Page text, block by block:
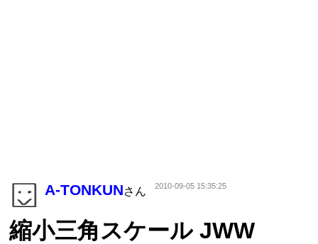
A-TONKUNさん 2010-09-05 15:35:25
縮小三角スケール JWW